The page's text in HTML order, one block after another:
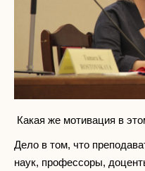
Какая же мотивация в
Дело в том, что
наук, профессоры,